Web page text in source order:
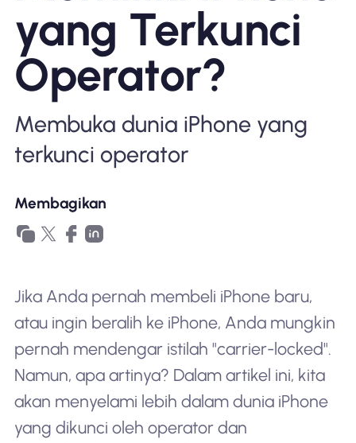
Mengapa Nomad eSIM
Menggunakan eSIM
Untuk bisnis
yang Terkunci
Operator?
Membuka dunia iPhone yang
terkunci operator
Membagikan
Jika Anda pernah membeli iPhone baru,
atau ingin beralih ke iPhone, Anda mungkin
pernah mendengar istilah "carrier-locked".
Namun, apa artinya? Dalam artikel ini, kita
akan menyelami lebih dalam dunia iPhone
yang dikunci oleh operator dan